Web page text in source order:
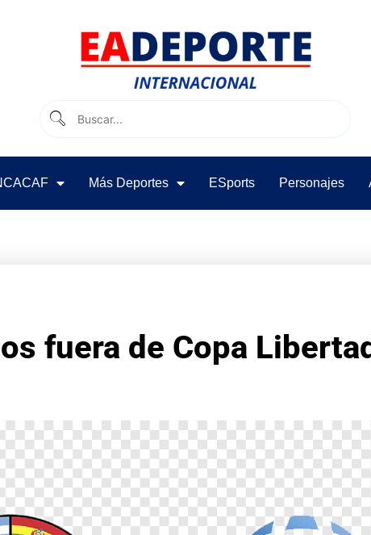
Más Deportes ESports Personajes
fuera de Copa